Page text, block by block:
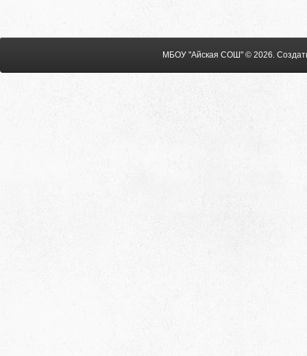
МБОУ "Айская СОШ" © 2026.